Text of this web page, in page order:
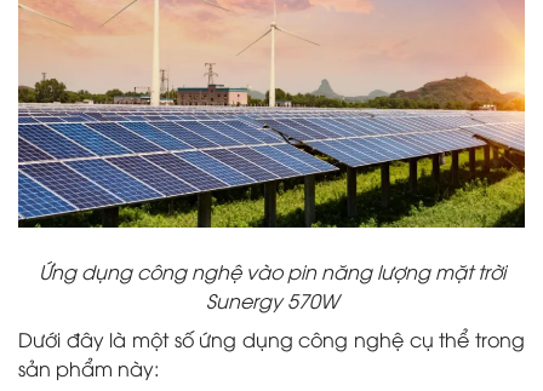
Ứng dụng công nghệ vào pin năng lượng mặt trời
Sunergy 570W
Dưới đây là một số ứng dụng công nghệ cụ thể trong
sản phẩm này: